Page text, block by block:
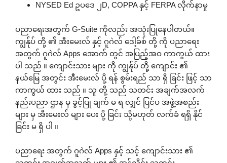
NYSED Ed ဥပဒေ ၂D, COPPA နှင့် FERPA လိုက်နာမှု
ပညာရေးအတွက် G-Suite ကိုလည်း အသုံးပြုနေပါတယ်။
ကျွန်ုပ် တို့ ၏ အီးမေးလ် နှင့် ဂူဂဲလ် ဒေါ့ခ်စ် တို့ ကို ပညာရေး
အတွက် ဂူဂဲလ် Apps အောက် တွင် အပြည့်အဝ ကာကွယ် ထား
ပါ သည် ။ ကျောင်းသား များ ကို ကျွန်ုပ် တို့ ကျောင်း ၏
နယ်မြေ အတွင်း အီးမေးလ် ပို့ ရန် စွမ်းရည် သာ ရှိ ခြင်း ဖြင့် သာ
ကာကွယ် ထား သည် ။ သူ တို့ သည် သတင်း အချက်အလက်
နည်းပညာ ဌာန မှ ခွင့်ပြု ချက် မ ရ လျှင် ပြင်ပ အဖွဲ့အစည်း
များ မှ အီးမေးလ် များ ပေး ပို့ ခြင်း သို့မဟုတ် လက်ခံ ရရှိ နိုင်
ခြင်း မ ရှိ ပါ ။
ပညာရေး အတွက် ဂူဂဲလ် Apps နှင့် သင့် ကျောင်းသား ၏